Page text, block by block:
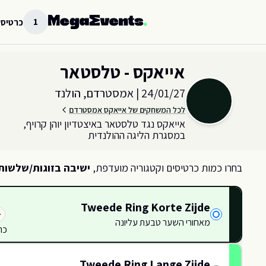
1
אייאקס - טלסטאר
24/01/27
| אמסטרדם, הולנד
לכל המשחקים של אייאקס אמסטרדם
אייאקס נגד טלסטאר באיצטדיון יוהן קרויף,
במסגרת הליגה ההולנדית
בחרו כמות כרטיסים וקטגוריה מועדפת, ישיבה בזוגות/
424
Tweede Ring Korte Zijde
מאחורי השער טבעת עליונה